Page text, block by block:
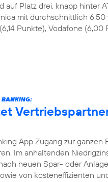
Platz drei, knapp hinter
mit durchschnittlich 6,50
Punkte), Vodafone (6,00
BANKING:
App Zugang zur ganzen
Im anhaltenden
neuen Spar- oder
von kosteneffizienten